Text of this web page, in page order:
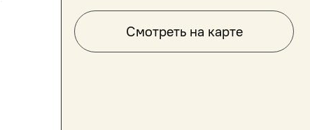
Смотреть на карте